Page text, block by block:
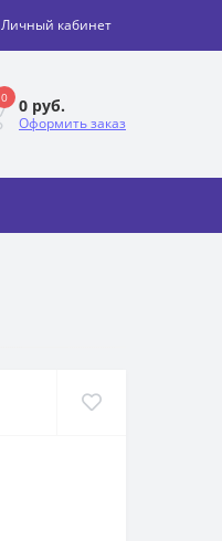
Личный кабинет
0 0 руб.
Оформить заказ